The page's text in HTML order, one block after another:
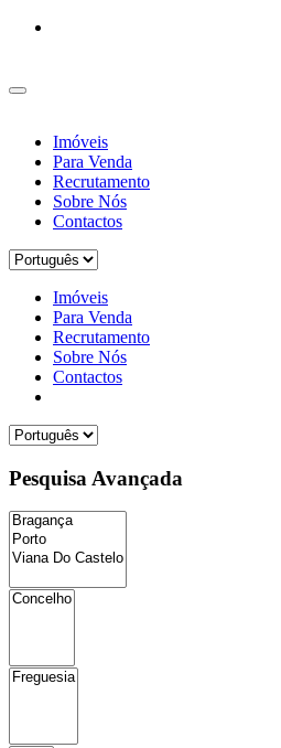
Imóveis
Para Venda
Recrutamento
Sobre Nós
Contactos
Imóveis
Para Venda
Recrutamento
Sobre Nós
Contactos
Pesquisa Avançada